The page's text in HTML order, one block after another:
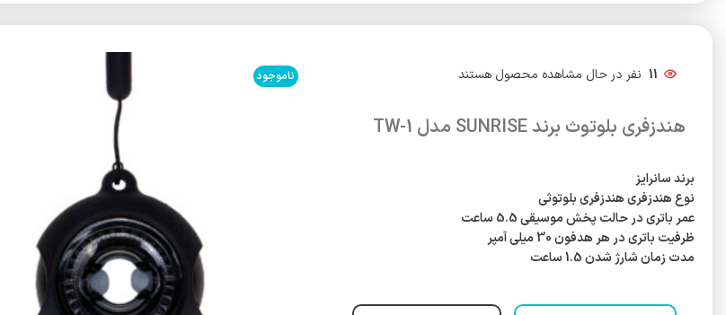
11 نفر در حال مشاهده محصول هستند
هندزفری بلوتوث برند SUNRISE مدل TW-1
برند سانرایز
نوع هندزفری هندزفری بلوتوثی
عمر باتری در حالت پخش موسیقی 5.5 ساعت
ظرفیت باتری در هر هدفون 30 میلی آمپر
مدت زمان شارژ شدن 1.5 ساعت
ناموجود